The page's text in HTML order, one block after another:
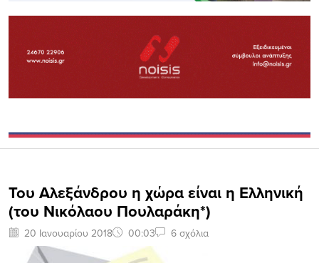
Του Αλεξάνδρου η χώρα είναι η Ελληνική
(του Νικόλαου Πουλαράκη*)
20 Ιανουαρίου 2018 00:03 6 σχόλια